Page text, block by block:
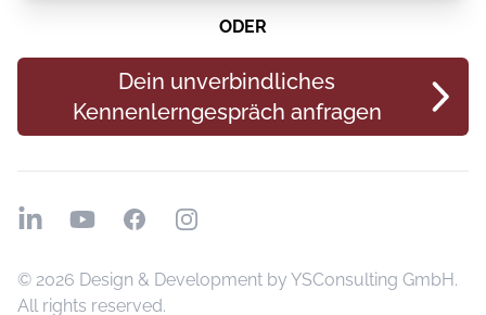
ODER
Dein unverbindliches
Kennenlerngespräch anfragen
LinkedInYouTubeFacebookInstagram
© 2026 Design & Development by YSConsulting GmbH.
All rights reserved.